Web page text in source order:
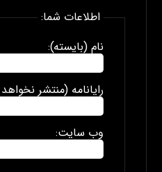
اطلاعات شما:
نام (بایسته):
رایانامه (منتشر
وب سایت: